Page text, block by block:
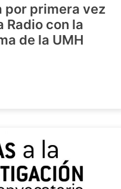
primera vez
Radio con la
de la UMH